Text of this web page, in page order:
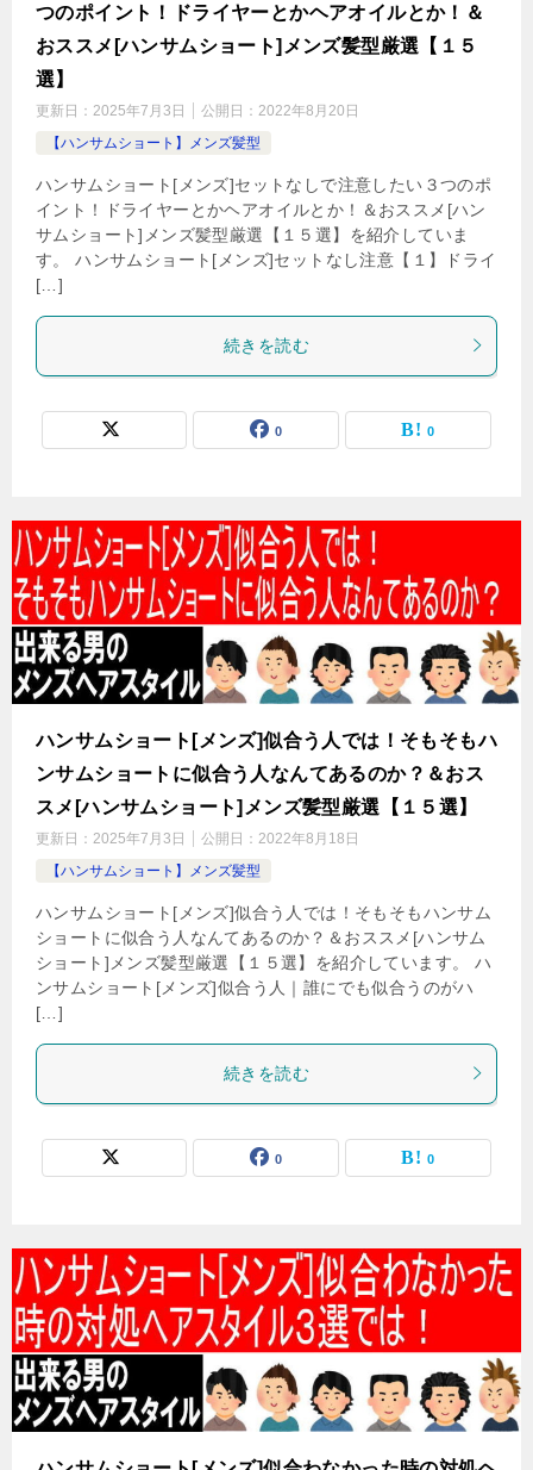
つのポイント！ドライヤーとかヘアオイルとか！＆
おススメ[ハンサムショート]メンズ髪型厳選【１５
選】
更新日： 2025年7月3日 公開日： 2022年8月20日
【ハンサムショート】メンズ髪型
ハンサムショート[メンズ]セットなしで注意したい３つのポ
イント！ドライヤーとかヘアオイルとか！＆おススメ[ハン
サムショート]メンズ髪型厳選【１５選】を紹介していま
す。 ハンサムショート[メンズ]セットなし注意【１】ドライ
[…]
続きを読む
0 0
ハンサムショート[メンズ]似合う人では！そもそもハ
ンサムショートに似合う人なんてあるのか？＆おス
スメ[ハンサムショート]メンズ髪型厳選【１５選】
更新日： 2025年7月3日 公開日： 2022年8月18日
【ハンサムショート】メンズ髪型
ハンサムショート[メンズ]似合う人では！そもそもハンサム
ショートに似合う人なんてあるのか？＆おススメ[ハンサム
ショート]メンズ髪型厳選【１５選】を紹介しています。 ハ
ンサムショート[メンズ]似合う人｜誰にでも似合うのがハ
[…]
続きを読む
0 0